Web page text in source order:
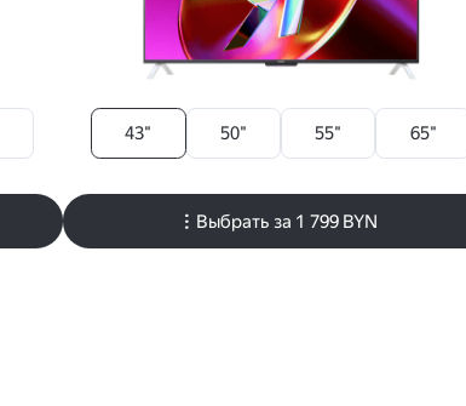
43" 50" 55" 65"
Выбрать за 1 799 BYN